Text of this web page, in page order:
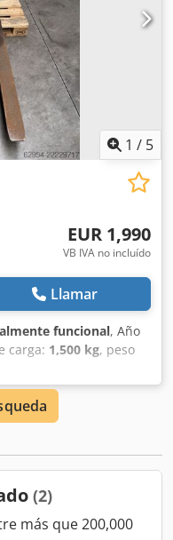
no dude en llamarnos.
de unos 150
Visite nuestra página
ofrecemos opciones
solicitar un envío
equipos Linde
una máquina
indicadas
Venta previa,
1 / 5
EUR 1,990
VB IVA no incluído
Llamar
funcional, Año
carga: 1,500 kg, peso
de la carga: 500
kg Estado: Lista para
técnico: bueno
de este modelo,
Eche un vistazo a
para
encantados de
(2)
más que 200,000